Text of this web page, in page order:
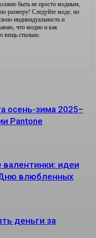
быть не просто модным,
по размеру! Следуйте моде, но
индивидуальность и
что модно и как
вещь стильно.
осень-зима 2025–
Pantone
идеи
влюбленных
деньги за